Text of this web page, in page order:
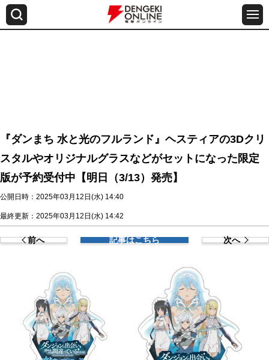
『ダンまち 水と光のフルランド』ヘスティアの3Dクリ
スタルやオリジナルグラスなどがセットになった限定
版が予約受付中【明日（3/13）発売】
公開日時：2025年03月12日(水) 14:40
最終更新：2025年03月12日(水) 14:42
前へ 記事はこちら 次へ